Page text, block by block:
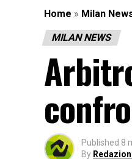
Home » Milan
MILAN NEWS
Published 8
By